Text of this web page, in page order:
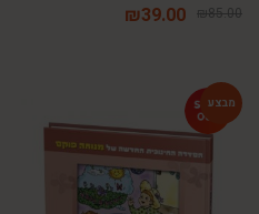
₪85.00
₪39.00